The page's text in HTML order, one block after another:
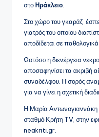
στοΗράκλειο
Στο χώρο του γκαράζ
γιατρός του οποίου
αποδίδεται σε παθολογικά
Ωστόσο η διενέργεια
αποσαφηνίσει τα ακριβή
συναδέλφου. Η σορός
για να γίνει η σχετική
Η Μαρία Αντωνογιαννάκη
σταθμό Κρήτη TV, στην
neakriti.gr.